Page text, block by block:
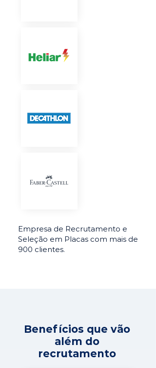
Empresa de Recrutamento e
Seleção em Placas com mais de
900 clientes.
Benefícios que vão
além do
recrutamento